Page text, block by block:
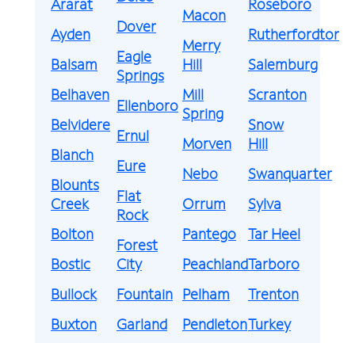
Ayden
Balsam
Belhaven
Belvidere
Blanch
Blounts
Creek
Bolton
Bostic
Bullock
Buxton
Dover
Eagle
Springs
Ellenboro
Ernul
Eure
Flat
Rock
Forest
City
Fountain
Garland
Macon
Merry
Hill
Mill
Spring
Morven
Nebo
Orrum
Pantego
Peachland
Pelham
Pendleton
Rutherfordton
Salemburg
Scranton
Snow
Hill
Swanquarter
Sylva
Tar Heel
Tarboro
Trenton
Turkey